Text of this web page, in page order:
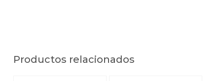
Productos relacionados